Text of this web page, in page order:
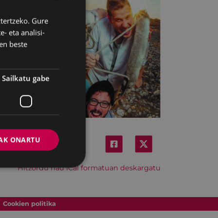
Hitzordu hau iCal formatuan deskargatu
Cookien politika
BASQUE
SPANISH
Gure
eta analisi-
beste
Sailkatu gabe
ONARTU